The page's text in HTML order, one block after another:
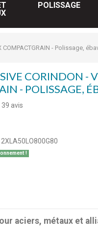
POLISSAGE
- Polissage,
CORINDON -
- POLISSAGE,
39 avis
!
aciers, métaux et